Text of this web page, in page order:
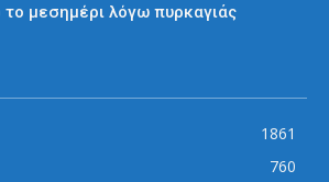
μεσημέρι λόγω πυρκαγιάς
1861
760